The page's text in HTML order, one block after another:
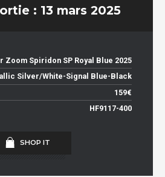
: 13 mars 2025
Zoom Spiridon SP Royal Blue 2025
Silver/White-Signal Blue-Black
159€
HF9117-400
SHOP IT